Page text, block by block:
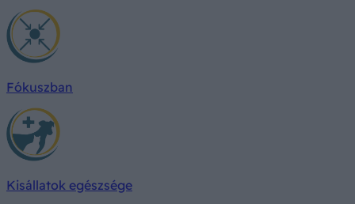
Fókuszban
Kisállatok egészsége